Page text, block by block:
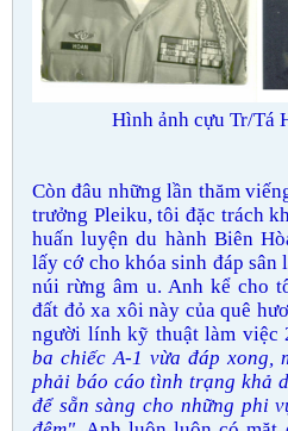
Hình ảnh cựu Tr/Tá
Còn đâu những lần thăm
trưởng Pleiku, tôi đặc trách
huấn luyện du hành Biên
lấy cớ cho khóa sinh đáp sân
núi rừng âm u. Anh kể cho
đất đỏ xa xôi này của quê
người lính kỹ thuật làm việc
ba chiếc A-1 vừa đáp xong,
phải báo cáo tình trạng khả
để sẵn sàng cho những phi